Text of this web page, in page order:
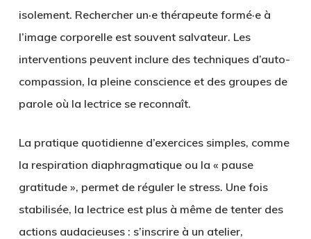
isolement. Rechercher un·e thérapeute formé·e à
l’image corporelle est souvent salvateur. Les
interventions peuvent inclure des techniques d’auto-
compassion, la pleine conscience et des groupes de
parole où la lectrice se reconnaît.
La pratique quotidienne d’exercices simples, comme
la respiration diaphragmatique ou la « pause
gratitude », permet de réguler le stress. Une fois
stabilisée, la lectrice est plus à même de tenter des
actions audacieuses : s’inscrire à un atelier,